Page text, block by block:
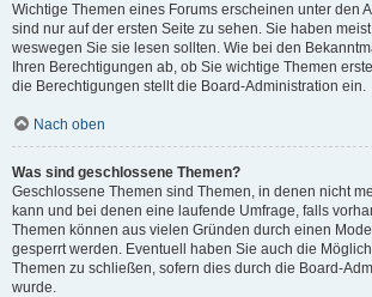
Wichtige Themen eines Forums erscheinen unter den
sind nur auf der ersten Seite zu sehen. Sie haben
weswegen Sie sie lesen sollten. Wie bei den
Ihren Berechtigungen ab, ob Sie wichtige Themen
die Berechtigungen stellt die Board-Administration ein.
Nach oben
Was sind geschlossene Themen?
Geschlossene Themen sind Themen, in denen nicht
kann und bei denen eine laufende Umfrage, falls
Themen können aus vielen Gründen durch einen
gesperrt werden. Eventuell haben Sie auch die
Themen zu schließen, sofern dies durch die Board-
wurde.